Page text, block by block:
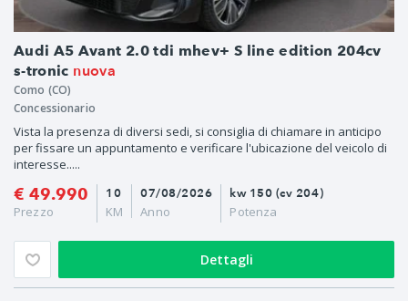
Audi A5 Avant 2.0 tdi mhev+ S line edition 204cv
s-tronic nuova
Como (CO)
Concessionario
Vista la presenza di diversi sedi, si consiglia di chiamare in anticipo
per fissare un appuntamento e verificare l'ubicazione del veicolo di
interesse.....
€ 49.990
Prezzo
07/08/2026
Anno
10
KM
kw 150 (cv 204)
Potenza
Dettagli